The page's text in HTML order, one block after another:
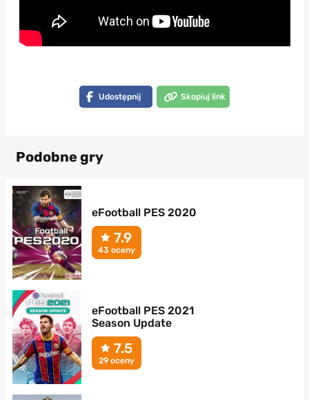
Udostępnij Skopiuj link
Podobne gry
eFootball PES 2020
7.9
43 oceny
eFootball PES 2021
Season Update
7.5
29 oceny